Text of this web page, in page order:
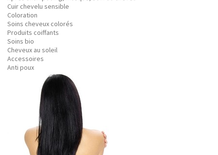
Cuir chevelu sensible
Coloration
Soins cheveux colorés
Produits coiffants
Soins bio
Cheveux au soleil
Accessoires
Anti poux